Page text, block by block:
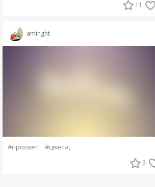
11
aminght
#просвет #цвета,
3